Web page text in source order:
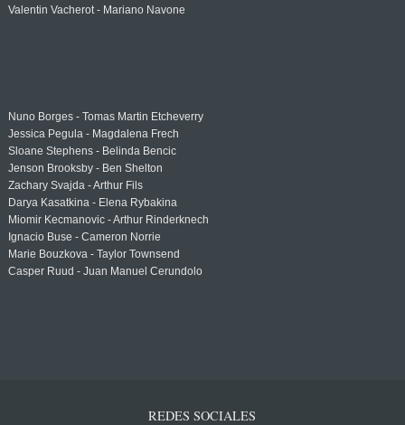
Valentin Vacherot - Mariano Navone
Nuno Borges - Tomas Martin Etcheverry
Jessica Pegula - Magdalena Frech
Sloane Stephens - Belinda Bencic
Jenson Brooksby - Ben Shelton
Zachary Svajda - Arthur Fils
Darya Kasatkina - Elena Rybakina
Miomir Kecmanovic - Arthur Rinderknech
Ignacio Buse - Cameron Norrie
Marie Bouzkova - Taylor Townsend
Casper Ruud - Juan Manuel Cerundolo
REDES SOCIALES